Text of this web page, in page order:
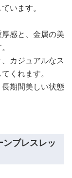
います。
感と、金属の美
カジュアルなス
くれます。
期間美しい状態
ブレスレッ